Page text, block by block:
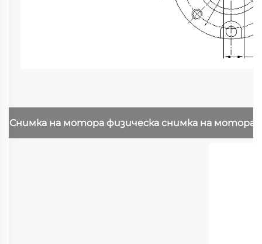
Снимка на мотора физическа снимка на мотора